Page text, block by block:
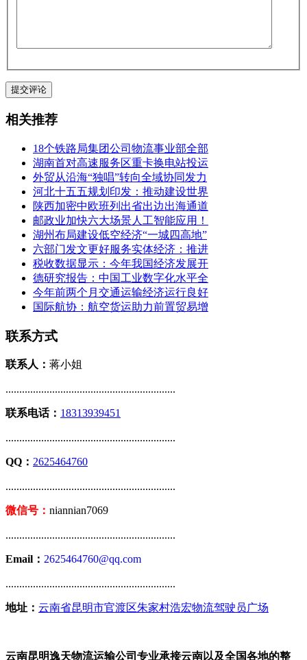
相关推荐
18个铁路局集团公司物流事业部全部
湖南首对高速服务区重卡换电站投运
外贸从沿海“独唱”转向全域协同发力
河北十五五规划印发：推动建设世界
陕西加密中欧班列出省出边出海通道
邮政业加快六大场景人工智能应用！
湖州布局建设低空经济“一城四高地”
六部门发文更好服务实体经济：推进
税收数据显示：今年我国经济发展开
德研究报告：中国工业数字化水平全
今年前两个月交通运输经济运行良好
国际航协：航空货运助力前置贸易增
联系方式
联系人： 蒋小姐
..............................................................
联系电话： 18313939451
..............................................................
QQ： 2625464760
..............................................................
微信号： niannian7069
..............................................................
Email： 2625464760@qq.com
..............................................................
地址： 云南省昆明市官渡区朱家村浩宏物流驾驶员广场
云南昆明逸天物流运输公司专业承接云南以及全国各地的整